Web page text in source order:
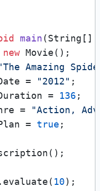
main(String[]
new Movie();
Amazing
=
"2012" ;
=
136 ;
=
"Action,
=
true ;
10);